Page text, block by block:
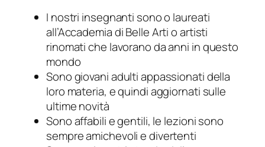
I nostri insegnanti sono o laureati
all’Accademia di Belle Arti o artisti
rinomati che lavorano da anni in questo
mondo
Sono giovani adulti appassionati della
loro materia, e quindi aggiornati sulle
ultime novità
Sono affabili e gentili, le lezioni sono
sempre amichevoli e divertenti